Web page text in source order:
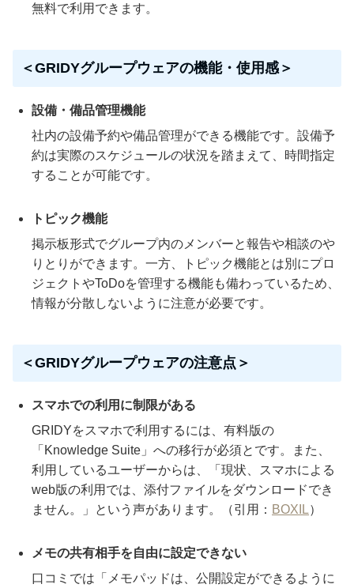
無料で利用できます。
＜GRIDYグループウェアの機能・使用感＞
設備・備品管理機能
社内の設備予約や備品管理ができる機能です。設備予
約は実際のスケジュールの状況を踏まえて、時間指定
することが可能です。
トピック機能
掲示板形式でグループ内のメンバーと報告や相談のや
りとりができます。一方、トピック機能とは別にプロ
ジェクトやToDoを管理する機能も備わっているため、
情報が分散しないように注意が必要です。
＜GRIDYグループウェアの注意点＞
スマホでの利用に制限がある
GRIDYをスマホで利用するには、有料版の
「Knowledge Suite」への移行が必須とです。また、
利用しているユーザーからは、「現状、スマホによる
web版の利用では、添付ファイルをダウンロードでき
ません。」という声があります。（引用： BOXIL）
メモの共有相手を自由に設定できない
口コミでは「メモパッドは、公開設定ができるように